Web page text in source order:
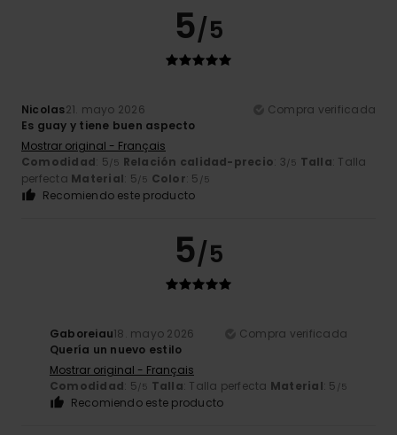
5/5
Nicolas21. mayo 2026
Compra verificada
Es guay y tiene buen aspecto
Mostrar original - Français
Comodidad: 5/5 Relación calidad-precio: 3/5 Talla: Talla
perfecta Material: 5/5 Color: 5 /5
Recomiendo este producto
5/5
Gaboreiau18. mayo 2026
Compra verificada
Quería un nuevo estilo
Mostrar original - Français
Comodidad: 5/5 Talla: Talla perfecta Material: 5 /5
Recomiendo este producto